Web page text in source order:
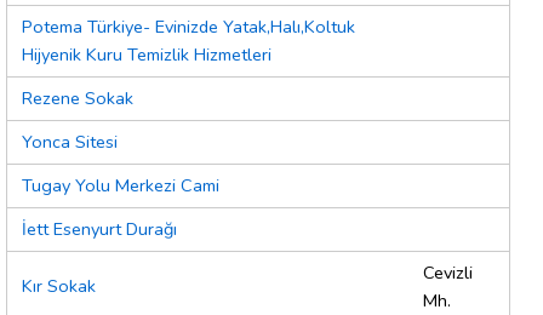
Potema Türkiye- Evinizde Yatak,Halı,Koltuk
Hijyenik Kuru Temizlik Hizmetleri
Rezene Sokak
Yonca Sitesi
Tugay Yolu Merkezi Cami
İett Esenyurt Durağı
Kır Sokak
Cevizli
Mh.